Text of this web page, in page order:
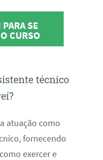
SE
CURSO
técnico
atuação como
fornecendo
exercer e